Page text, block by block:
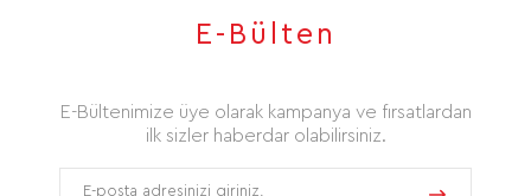
E-Bülten
E-Bültenimize üye olarak kampanya ve fırsatlardan
ilk sizler haberdar olabilirsiniz.